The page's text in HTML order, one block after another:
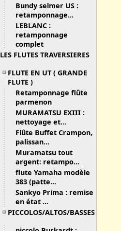
Bundy selmer US :
retamponnage...
LEBLANC :
retamponnage
complet
LES FLUTES TRAVERSIERES
FLUTE EN UT ( GRANDE
FLUTE )
Retamponnage flûte
parmenon
MURAMATSU EXIII :
nettoyage et...
Flûte Buffet Crampon,
palissan...
Muramatsu tout
argent: retampo...
flute Yamaha modèle
383 (patte...
Sankyo Prima : remise
en état ...
PICCOLOS/ALTOS/BASSES